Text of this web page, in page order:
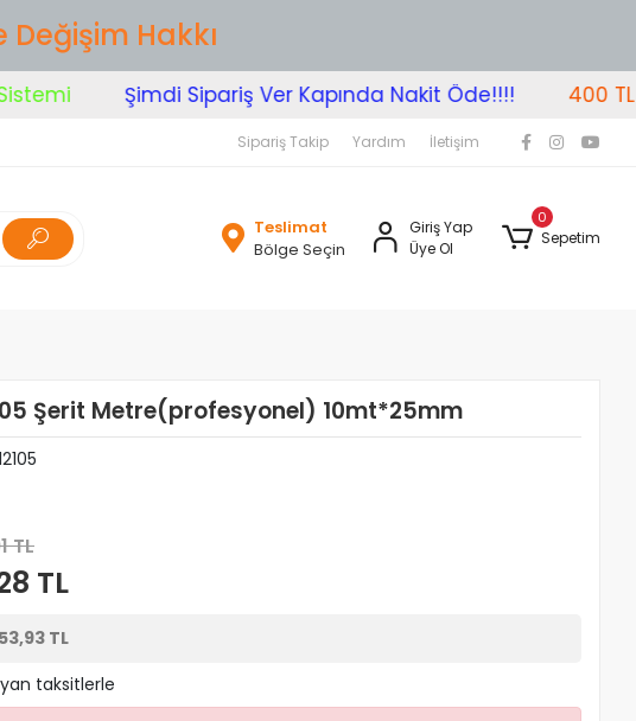
Hakkı
Şimdi Sipariş Ver Kapında Nakit Öde!!!! 400 TL
Sipariş Takip Yardım İletişim
Teslimat
Bölge Seçin
Giriş Yap
Üye Ol
0
Sepetim
Şerit Metre(profesyonel) 10mt*25mm
TL
TL
TL
taksitlerle